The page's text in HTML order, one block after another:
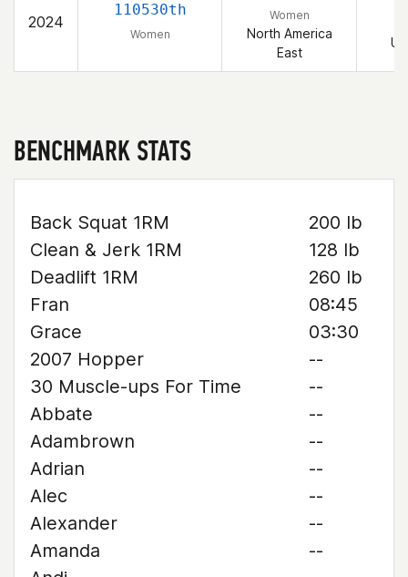
2024
110530th
Women
Women
North America
East
BENCHMARK STATS
Back Squat 1RM
200 lb
Clean & Jerk 1RM
128 lb
Deadlift 1RM
260 lb
Fran
08:45
Grace
03:30
2007 Hopper
--
30 Muscle-ups For Time
--
Abbate
--
Adambrown
--
Adrian
--
Alec
--
Alexander
--
Amanda
--